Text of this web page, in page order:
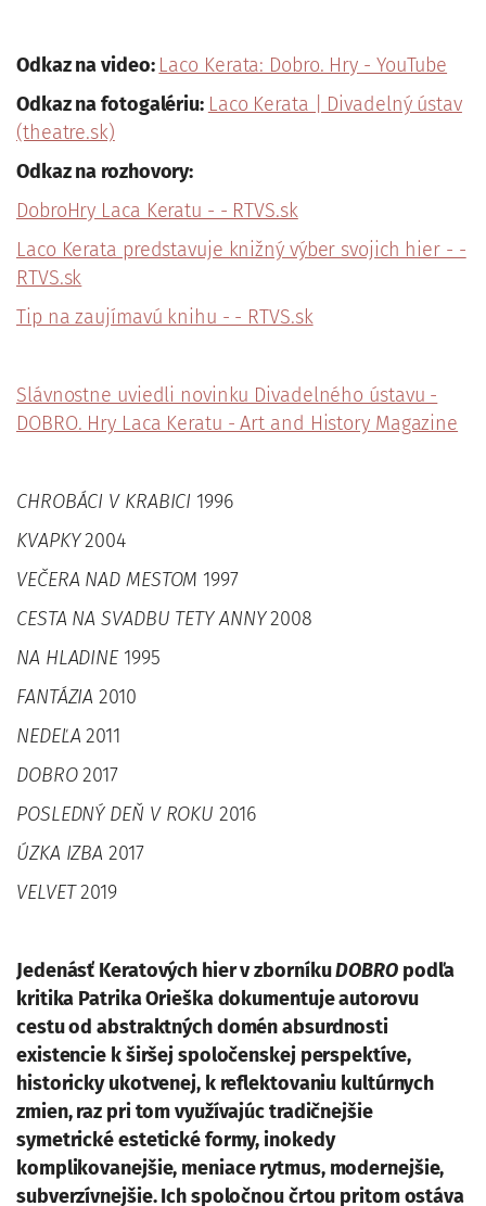
Odkaz na video: Laco Kerata: Dobro. Hry - YouTube
Odkaz na fotogalériu: Laco Kerata | Divadelný ústav
(theatre.sk)
Odkaz na rozhovory:
DobroHry Laca Keratu - - RTVS.sk
Laco Kerata predstavuje knižný výber svojich hier - -
RTVS.sk
Tip na zaujímavú knihu - - RTVS.sk
Slávnostne uviedli novinku Divadelného ústavu -
DOBRO. Hry Laca Keratu - Art and History Magazine
CHROBÁCI V KRABICI 1996
KVAPKY2004
VEČERA NAD MESTOM 1997
CESTA NA SVADBU TETY ANNY2008
NA HLADINE1995
FANTÁZIA 2010
NEDEĽA 2011
DOBRO2017
POSLEDNÝ DEŇ V ROKU 2016
ÚZKA IZBA 2017
VELVET2019
Jedenásť Keratových hier v zborníkuDOBROpodľa
kritika Patrika Orieška dokumentuje autorovu
cestu od abstraktných domén absurdnosti
existencie k širšej spoločenskej perspektíve,
historicky ukotvenej, k reflektovaniu kultúrnych
zmien, raz pri tom využívajúc tradičnejšie
symetrické estetické formy, inokedy
komplikovanejšie, meniace rytmus, modernejšie,
subverzívnejšie. Ich spoločnou črtou pritom ostáva